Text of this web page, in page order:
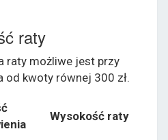
raty
raty możliwe jest przy
kwoty równej 300 zł.
Wysokość raty